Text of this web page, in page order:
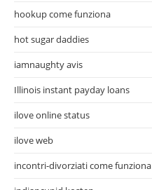
hookup come funziona
hot sugar daddies
iamnaughty avis
Illinois instant payday loans
ilove online status
ilove web
incontri-divorziati come funziona